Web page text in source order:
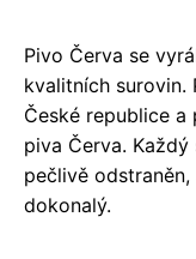
Pivo Červa se
kvalitních
České republice
piva Červa.
pečlivě
dokonalý.